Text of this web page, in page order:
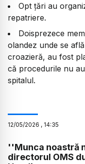
Opt țări au
repatriere.
Doisprezece
olandez unde se
croazieră, au fost
că procedurile nu
spitalul.
12/05/2026 , 14:35
''Munca noastră
directorul OMS